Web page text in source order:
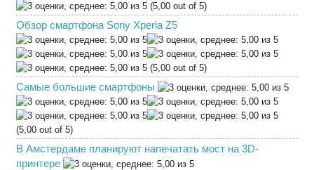
(5,00 out of 5)
Обзор смартфона Sony Xperia Z5
(5,00 out of 5)
Самые большие смартфоны
(5,00 out of 5)
В Амстердаме планируют напечатать мост на 3D-
принтере